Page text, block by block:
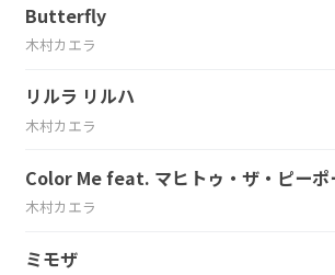
Butterfly
木村カエラ
リルラ リルハ
木村カエラ
Color Me feat. マヒトゥ・ザ・ピーポ
木村カエラ
ミモザ